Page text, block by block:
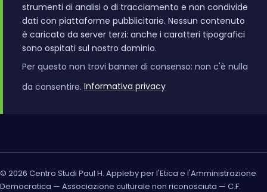
strumenti di analisi o di tracciamento e non condivide
dati con piattaforme pubblicitarie. Nessun contenuto
è caricato da server terzi: anche i caratteri tipografici
sono ospitati sul nostro dominio.
Per questo non trovi banner di consenso: non c'è nulla
da consentire. Informativa privacy
© 2026 Centro Studi Paul H. Appleby per l'Etica e l'Amministrazione
Democratica — Associazione culturale non riconosciuta — C.F.